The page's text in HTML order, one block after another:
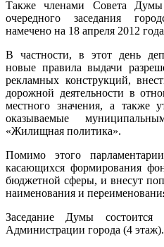
Также членами Совета Думы
очередного заседания
намечено на 18 апреля 2012
В частности, в этот день
новые правила выдачи
рекламных конструкций,
дорожной деятельности в
местного значения, а также
оказываемые
«Жилищная политика».
Помимо этого
касающихся формирования
бюджетной сферы, и внесут
наименования и
Заседание Думы
Администрации города (4